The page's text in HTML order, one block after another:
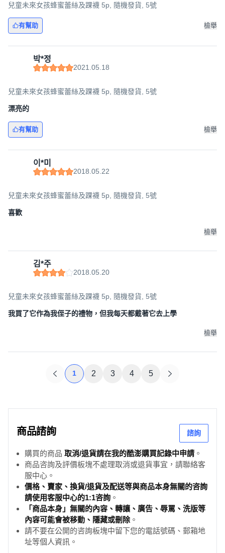
兒童未來女孩蜂蜜蕾絲及踝襪 5p, 隨機發貨, 5號
有幫助 檢舉
박*정
2021.05.18
兒童未來女孩蜂蜜蕾絲及踝襪 5p, 隨機發貨, 5號
漂亮的
有幫助 檢舉
이*미
2018.05.22
兒童未來女孩蜂蜜蕾絲及踝襪 5p, 隨機發貨, 5號
喜歡
檢舉
김*주
2018.05.20
兒童未來女孩蜂蜜蕾絲及踝襪 5p, 隨機發貨, 5號
我買了它作為我侄子的禮物，但我每天都戴著它去上學
檢舉
1 2 3 4 5
商品諮詢 諮詢
購買的商品 取消/退貨請在我的酷澎購買記錄中申請 。
商品咨詢及評價板塊不處理取消或退貨事宜，請聯絡客
服中心。
價格、賣家、換貨/退貨及配送等與商品本身無關的咨詢
請使用客服中心的1:1咨詢 。
「商品本身」無關的內容、轉讓、廣告、辱罵、洗版等
內容可能會被移動、隱藏或刪除。
請不要在公開的咨詢板塊中留下您的電話號碼、郵箱地
址等個人資訊。